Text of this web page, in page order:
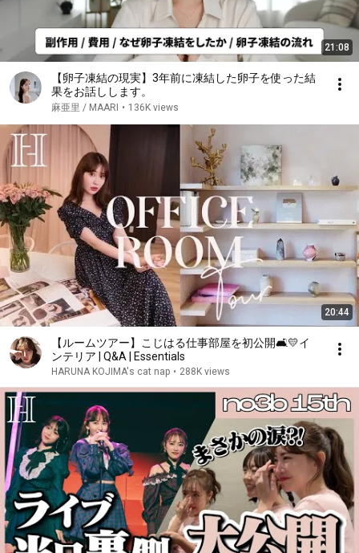
21:08
【卵子凍結の現実】3年前に凍結した卵子を使った結
果をお話しします。
麻亜里 / MAARI • 136K views
20:44
【ルームツアー】こじはる仕事部屋を初公開🛋💛イ
ンテリア | Q&A | Essentials
HARUNA KOJIMA's cat nap • 288K views